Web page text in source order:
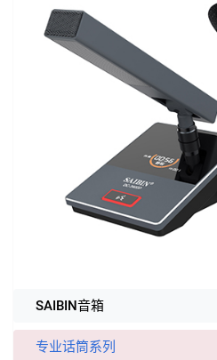
SAIBIN音箱
专业话筒系列